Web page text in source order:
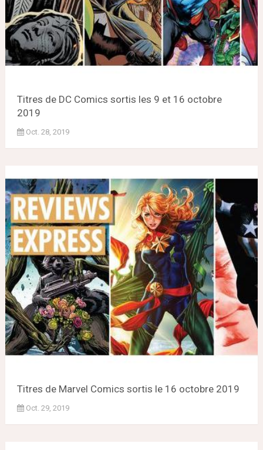
Titres de DC Comics sortis les 9 et 16 octobre
2019
Oct. 28, 2019
Titres de Marvel Comics sortis le 16 octobre 2019
Oct. 29, 2019